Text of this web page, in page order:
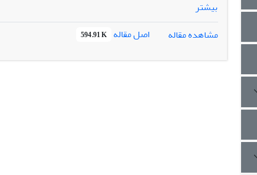
روایی پرسشنامه‌ها را به لحاظ صوری و محتوایی، استادان
دانش‌آموزان و آسیب‌های اجتماعی اثرگذار است، همچنین
فراغت به شکل جامع و اصولی خود می‌تواند جوانان و
بیشتر
مشاهده مقاله
اصل مقاله 594.91 K